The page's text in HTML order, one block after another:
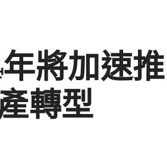
將加速推
轉型